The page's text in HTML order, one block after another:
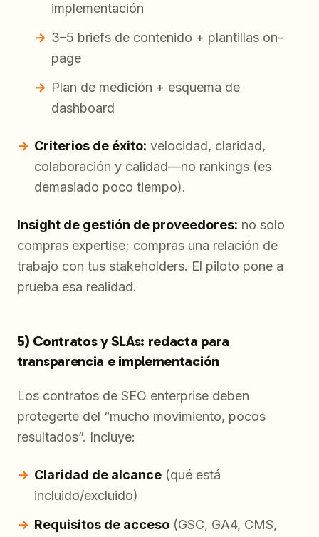
implementación
3–5 briefs de contenido + plantillas on-
page
Plan de medición + esquema de
dashboard
Criterios de éxito: velocidad, claridad,
colaboración y calidad—no rankings (es
demasiado poco tiempo).
Insight de gestión de proveedores: no solo
compras expertise; compras una relación de
trabajo con tus stakeholders. El piloto pone a
prueba esa realidad.
5) Contratos y SLAs: redacta para
transparencia e implementación
Los contratos de SEO enterprise deben
protegerte del “mucho movimiento, pocos
resultados”. Incluye:
Claridad de alcance (qué está
incluido/excluido)
Requisitos de acceso (GSC, GA4, CMS,